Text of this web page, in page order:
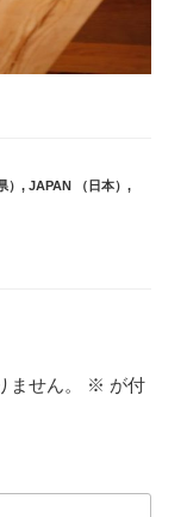
） , JAPAN （日本） ,
せん。 ※ が付